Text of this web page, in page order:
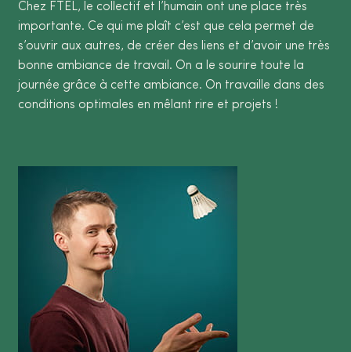
Chez FTEL, le collectif et l’humain ont une place très
importante. Ce qui me plaît c’est que cela permet de
s’ouvrir aux autres, de créer des liens et d’avoir une très
bonne ambiance de travail. On a le sourire toute la
journée grâce à cette ambiance. On travaille dans des
conditions optimales en mêlant rire et projets !